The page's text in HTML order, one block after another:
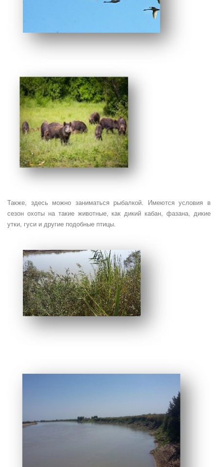
Также, здесь можно заниматься рыбалкой. Имеются условия в
сезон охоты на такие животные, как дикий кабан, фазана, дикие
утки, гуси и другие подобные птицы.